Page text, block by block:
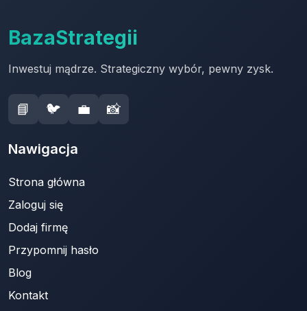
BazaStrategii
Inwestuj mądrze. Strategiczny wybór, pewny zysk.
📘 🐦 💼 📸
Nawigacja
Strona główna
Zaloguj się
Dodaj firmę
Przypomnij hasło
Blog
Kontakt